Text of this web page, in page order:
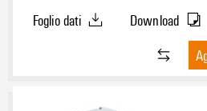
1.4404 (316L), lucidatura elettrochimica,
Foglio dati
Download